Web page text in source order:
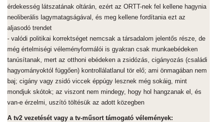
érdekesség látszatának oltárán, ezért az ORTT-nek fel kellene hagynia
neoliberális lagymatagságával, és meg kellene fordítania ezt az
aljasodó trendet
- valódi politikai korrektséget nemcsak a társadalom jelentős része, de
még értelmiségi véleményformálói is gyakran csak munkaebédeken
tanúsítanak, mert az otthoni ebédeken a zsidózás, cigányozás (családi
hagyományoktól függően) kontrollálatlanul tör elő; ami önmagában nem
baj; cigány vagy zsidó viccek éppúgy lesznek még sokáig, mint
mondjuk skótok; az viszont nem mindegy, hogy hol hangzanak el, és
van-e érzelmi, uszító töltésük az adott közegben
A tv2 vezetését vagy a tv-műsort támogató vélemények: